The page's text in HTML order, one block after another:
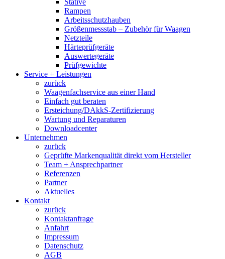
Stative
Rampen
Arbeitsschutzhauben
Größenmessstab – Zubehör für Waagen
Netzteile
Härteprüfgeräte
Auswertegeräte
Prüfgewichte
Service + Leistungen
zurück
Waagenfachservice aus einer Hand
Einfach gut beraten
Ersteichung/DAkkS-Zertifizierung
Wartung und Reparaturen
Downloadcenter
Unternehmen
zurück
Geprüfte Markenqualität direkt vom Hersteller
Team + Ansprechpartner
Referenzen
Partner
Aktuelles
Kontakt
zurück
Kontaktanfrage
Anfahrt
Impressum
Datenschutz
AGB